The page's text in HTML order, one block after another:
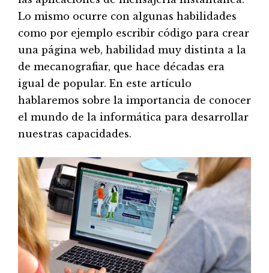
Lo mismo ocurre con algunas habilidades
como por ejemplo escribir código para crear
una página web, habilidad muy distinta a la
de mecanografiar, que hace décadas era
igual de popular. En este artículo
hablaremos sobre la importancia de conocer
el mundo de la informática para desarrollar
nuestras capacidades.